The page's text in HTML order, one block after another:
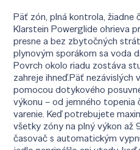
Päť zón, plná kontrola, žiadne
Klarstein Powerglide ohrieva
presne a bez zbytočných
plynovým sporákom sa voda
Povrch okolo riadu zostáva
zahreje ihneď.Päť nezávislých
pomocou dotykového
výkonu – od jemného topenia
varenie. Keď potrebujete
všetky zóny na plný výkon
časovač s automatickým